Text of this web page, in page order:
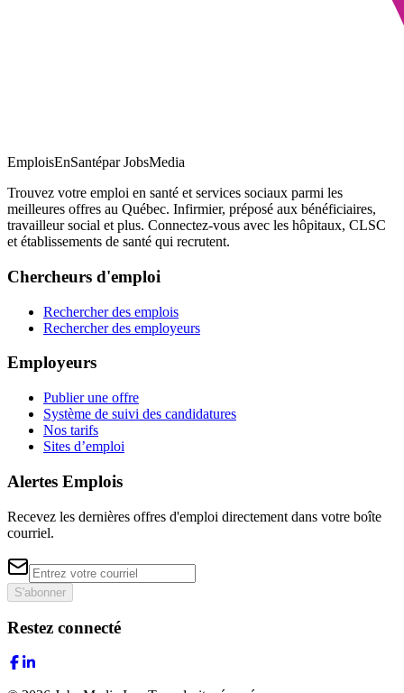
EmploisEnSantépar JobsMedia
Trouvez votre emploi en santé et services sociaux parmi les
meilleures offres au Québec. Infirmier, préposé aux bénéficiaires,
travailleur social et plus. Connectez-vous avec les hôpitaux, CLSC
et établissements de santé qui recrutent.
Chercheurs d'emploi
Rechercher des emplois
Rechercher des employeurs
Employeurs
Publier une offre
Système de suivi des candidatures
Nos tarifs
Sites d’emploi
Alertes Emplois
Recevez les dernières offres d'emploi directement dans votre boîte
courriel.
S'abonner
Restez connecté